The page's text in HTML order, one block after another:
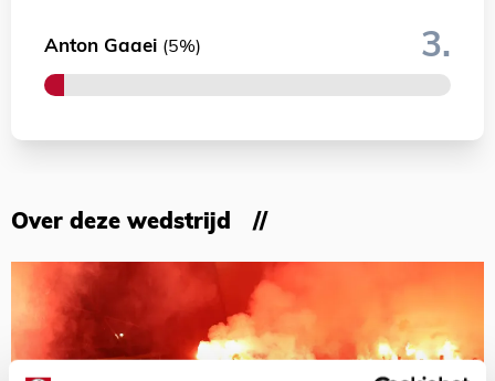
Anton Gaaei (5%) 3.
Over deze wedstrijd